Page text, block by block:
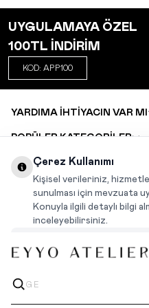
UYGULAMAYA ÖZEL
100TL İNDİRİM
KOD: APP100
YARDIMA İHTİYACIN VAR MI
POPÜLER KATEGORİLER
DEĞİŞİM VE İADE TALEBİ
KARIYER
INSTAGRAM
Çerez Kullanımı
Kişisel verileriniz,
sunulması için mevzuata
Konuyla ilgili detaylı bilgi
inceleyebilirsiniz.